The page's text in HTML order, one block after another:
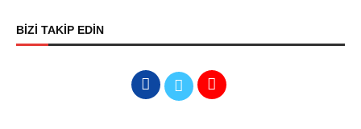
BİZİ TAKİP EDİN